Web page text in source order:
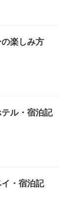
楽しみ方
ル・宿泊記
イ・宿泊記